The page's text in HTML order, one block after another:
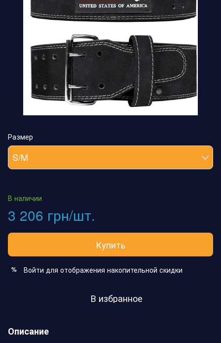
Размер
S/M
В наличии
3 206 грн/шт.
Купить
% Войти для отображения накопительной скидки
В избранное
Описание